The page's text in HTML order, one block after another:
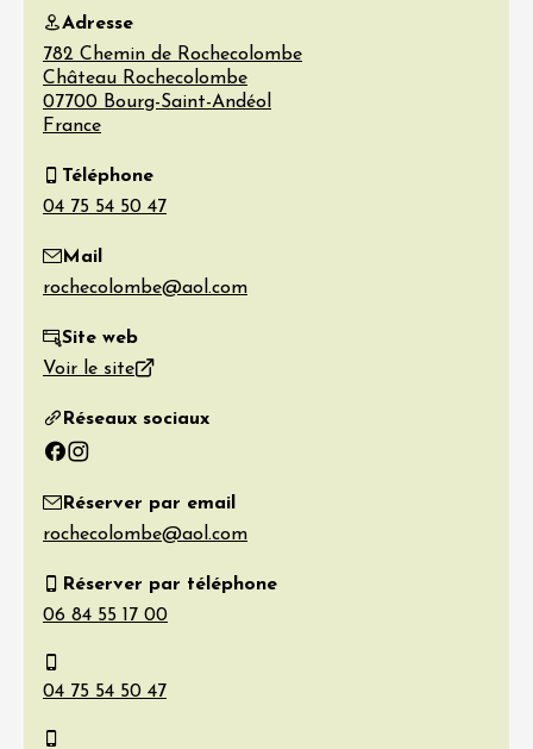
Adresse
782 Chemin de Rochecolombe
Château Rochecolombe
07700 Bourg-Saint-Andéol
France
Téléphone
Mail
Site web
Voir le site
Réseaux sociaux
Facebook
Instagram
Réserver par email
Réserver par téléphone